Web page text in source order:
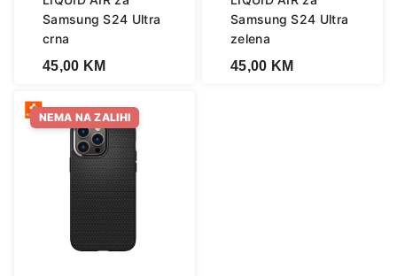
Samsung S24 Ultra
crna
45,00 KM
Samsung S24 Ultra
zelena
45,00 KM
NEMA NA ZALIHI